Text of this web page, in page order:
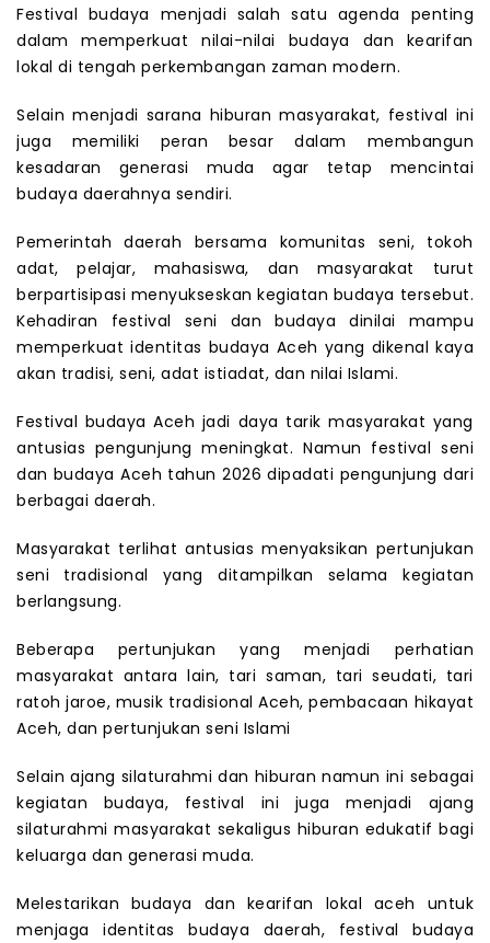
Festival budaya menjadi salah satu agenda penting
dalam memperkuat nilai-nilai budaya dan kearifan
lokal di tengah perkembangan zaman modern.
Selain menjadi sarana hiburan masyarakat, festival ini
juga memiliki peran besar dalam membangun
kesadaran generasi muda agar tetap mencintai
budaya daerahnya sendiri.
Pemerintah daerah bersama komunitas seni, tokoh
adat, pelajar, mahasiswa, dan masyarakat turut
berpartisipasi menyukseskan kegiatan budaya tersebut.
Kehadiran festival seni dan budaya dinilai mampu
memperkuat identitas budaya Aceh yang dikenal kaya
akan tradisi, seni, adat istiadat, dan nilai Islami.
Festival budaya Aceh jadi daya tarik masyarakat yang
antusias pengunjung meningkat. Namun festival seni
dan budaya Aceh tahun 2026 dipadati pengunjung dari
berbagai daerah.
Masyarakat terlihat antusias menyaksikan pertunjukan
seni tradisional yang ditampilkan selama kegiatan
berlangsung.
Beberapa pertunjukan yang menjadi perhatian
masyarakat antara lain, tari saman, tari seudati, tari
ratoh jaroe, musik tradisional Aceh, pembacaan hikayat
Aceh, dan pertunjukan seni Islami
Selain ajang silaturahmi dan hiburan namun ini sebagai
kegiatan budaya, festival ini juga menjadi ajang
silaturahmi masyarakat sekaligus hiburan edukatif bagi
keluarga dan generasi muda.
Melestarikan budaya dan kearifan lokal aceh untuk
menjaga identitas budaya daerah, festival budaya